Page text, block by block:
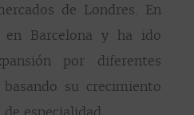
de Londres. En
Barcelona y ha ido
por diferentes
basando su crecimiento